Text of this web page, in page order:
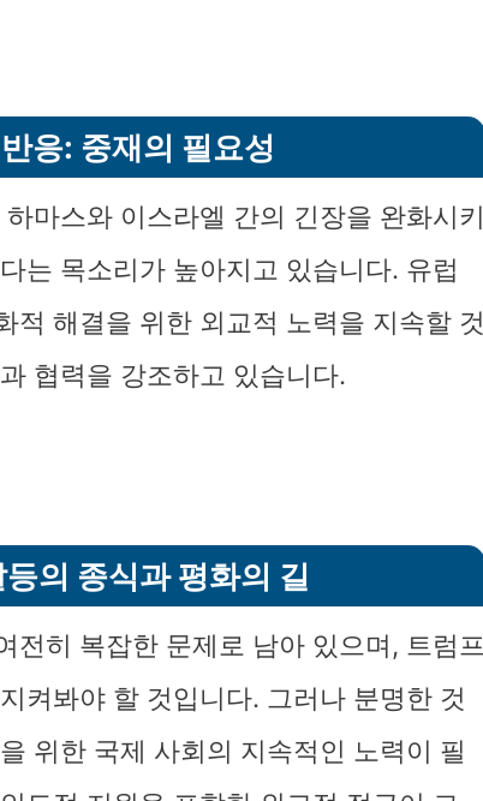
응: 중재의 필요성
마스와 이스라엘 간의 긴장을 완화시키
는 목소리가 높아지고 있습니다. 유럽
적 해결을 위한 외교적 노력을 지속할 것
협력을 강조하고 있습니다.
의 종식과 평화의 길
전히 복잡한 문제로 남아 있으며, 트럼프
켜봐야 할 것입니다. 그러나 분명한 것
위한 국제 사회의 지속적인 노력이 필